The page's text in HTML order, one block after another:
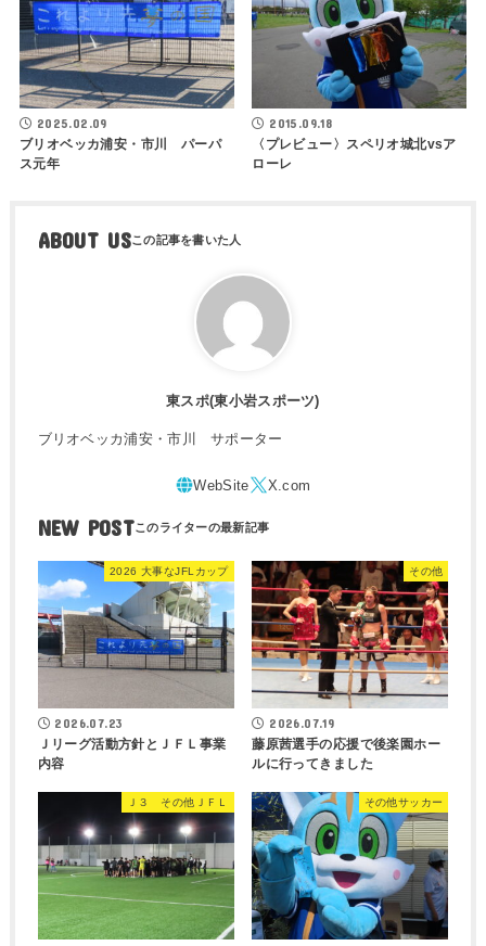
2025.02.09
ブリオベッカ浦安・市川 パーパ
ス元年
2015.09.18
〈プレビュー〉スペリオ城北vsア
ローレ
ABOUT US
東スポ(東小岩スポーツ)
ブリオベッカ浦安・市川 サポーター
NEW POST
2026 大事なJFLカップ
2026.07.23
Ｊリーグ活動方針とＪＦＬ事業
内容
その他
2026.07.19
藤原茜選手の応援で後楽園ホー
ルに行ってきました
Ｊ３ その他ＪＦＬ その他サッカー